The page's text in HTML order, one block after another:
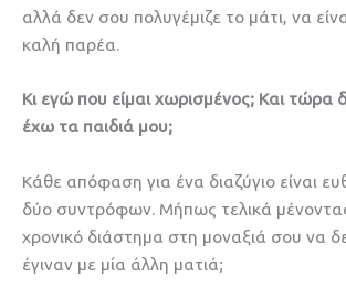
αλλά δεν σου πολυγέμιζε το μάτι, να
καλή παρέα.
Κι εγώ που είμαι χωρισμένος; Και
έχω τα παιδιά μου;
Κάθε απόφαση για ένα διαζύγιο είναι
δύο συντρόφων. Μήπως τελικά
χρονικό διάστημα στη μοναξιά σου να
έγιναν με μία άλλη ματιά;